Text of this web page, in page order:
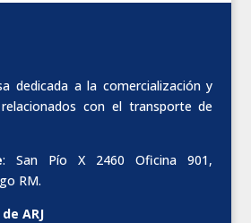
dedicada a la comercialización y
con el transporte de
: San Pío X 2460 Oficina 901,
RM.
ARJ